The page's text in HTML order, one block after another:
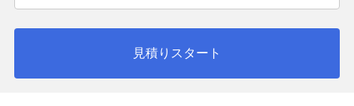
見積りスタート